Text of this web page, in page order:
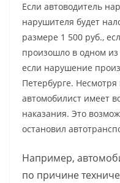
Если автоводитель
нарушителя будет
размере 1 500 руб.,
произошло в одном из
если нарушение
Петербурге. Несмотря
автомобилист имеет
наказания. Это
остановил
Например,
по причине